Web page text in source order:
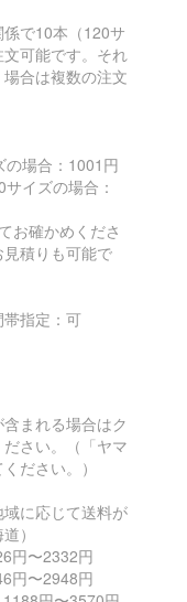
で10本（120サ
可能です。それ
合は複数の注文
の場合：1001円
イズの場合：
お確かめくださ
積りも可能で
指定：可
まれる場合はク
さい。（「ヤマ
ださい。）
に応じて送料が
）
円〜2332円
円〜2948円